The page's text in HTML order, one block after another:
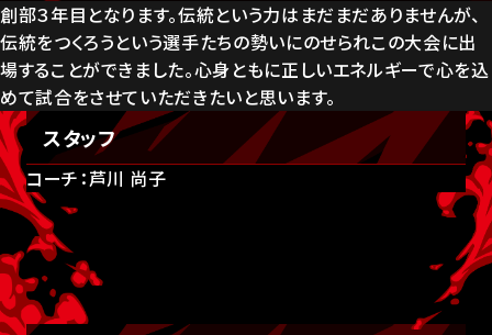
創部３年目となります。伝統という力はまだまだありませんが、
伝統をつくろうという選手たちの勢いにのせられこの大会に出
場することができました。心身ともに正しいエネルギーで心を込
めて試合をさせていただきたいと思います。
スタッフ
コーチ：芦川 尚子